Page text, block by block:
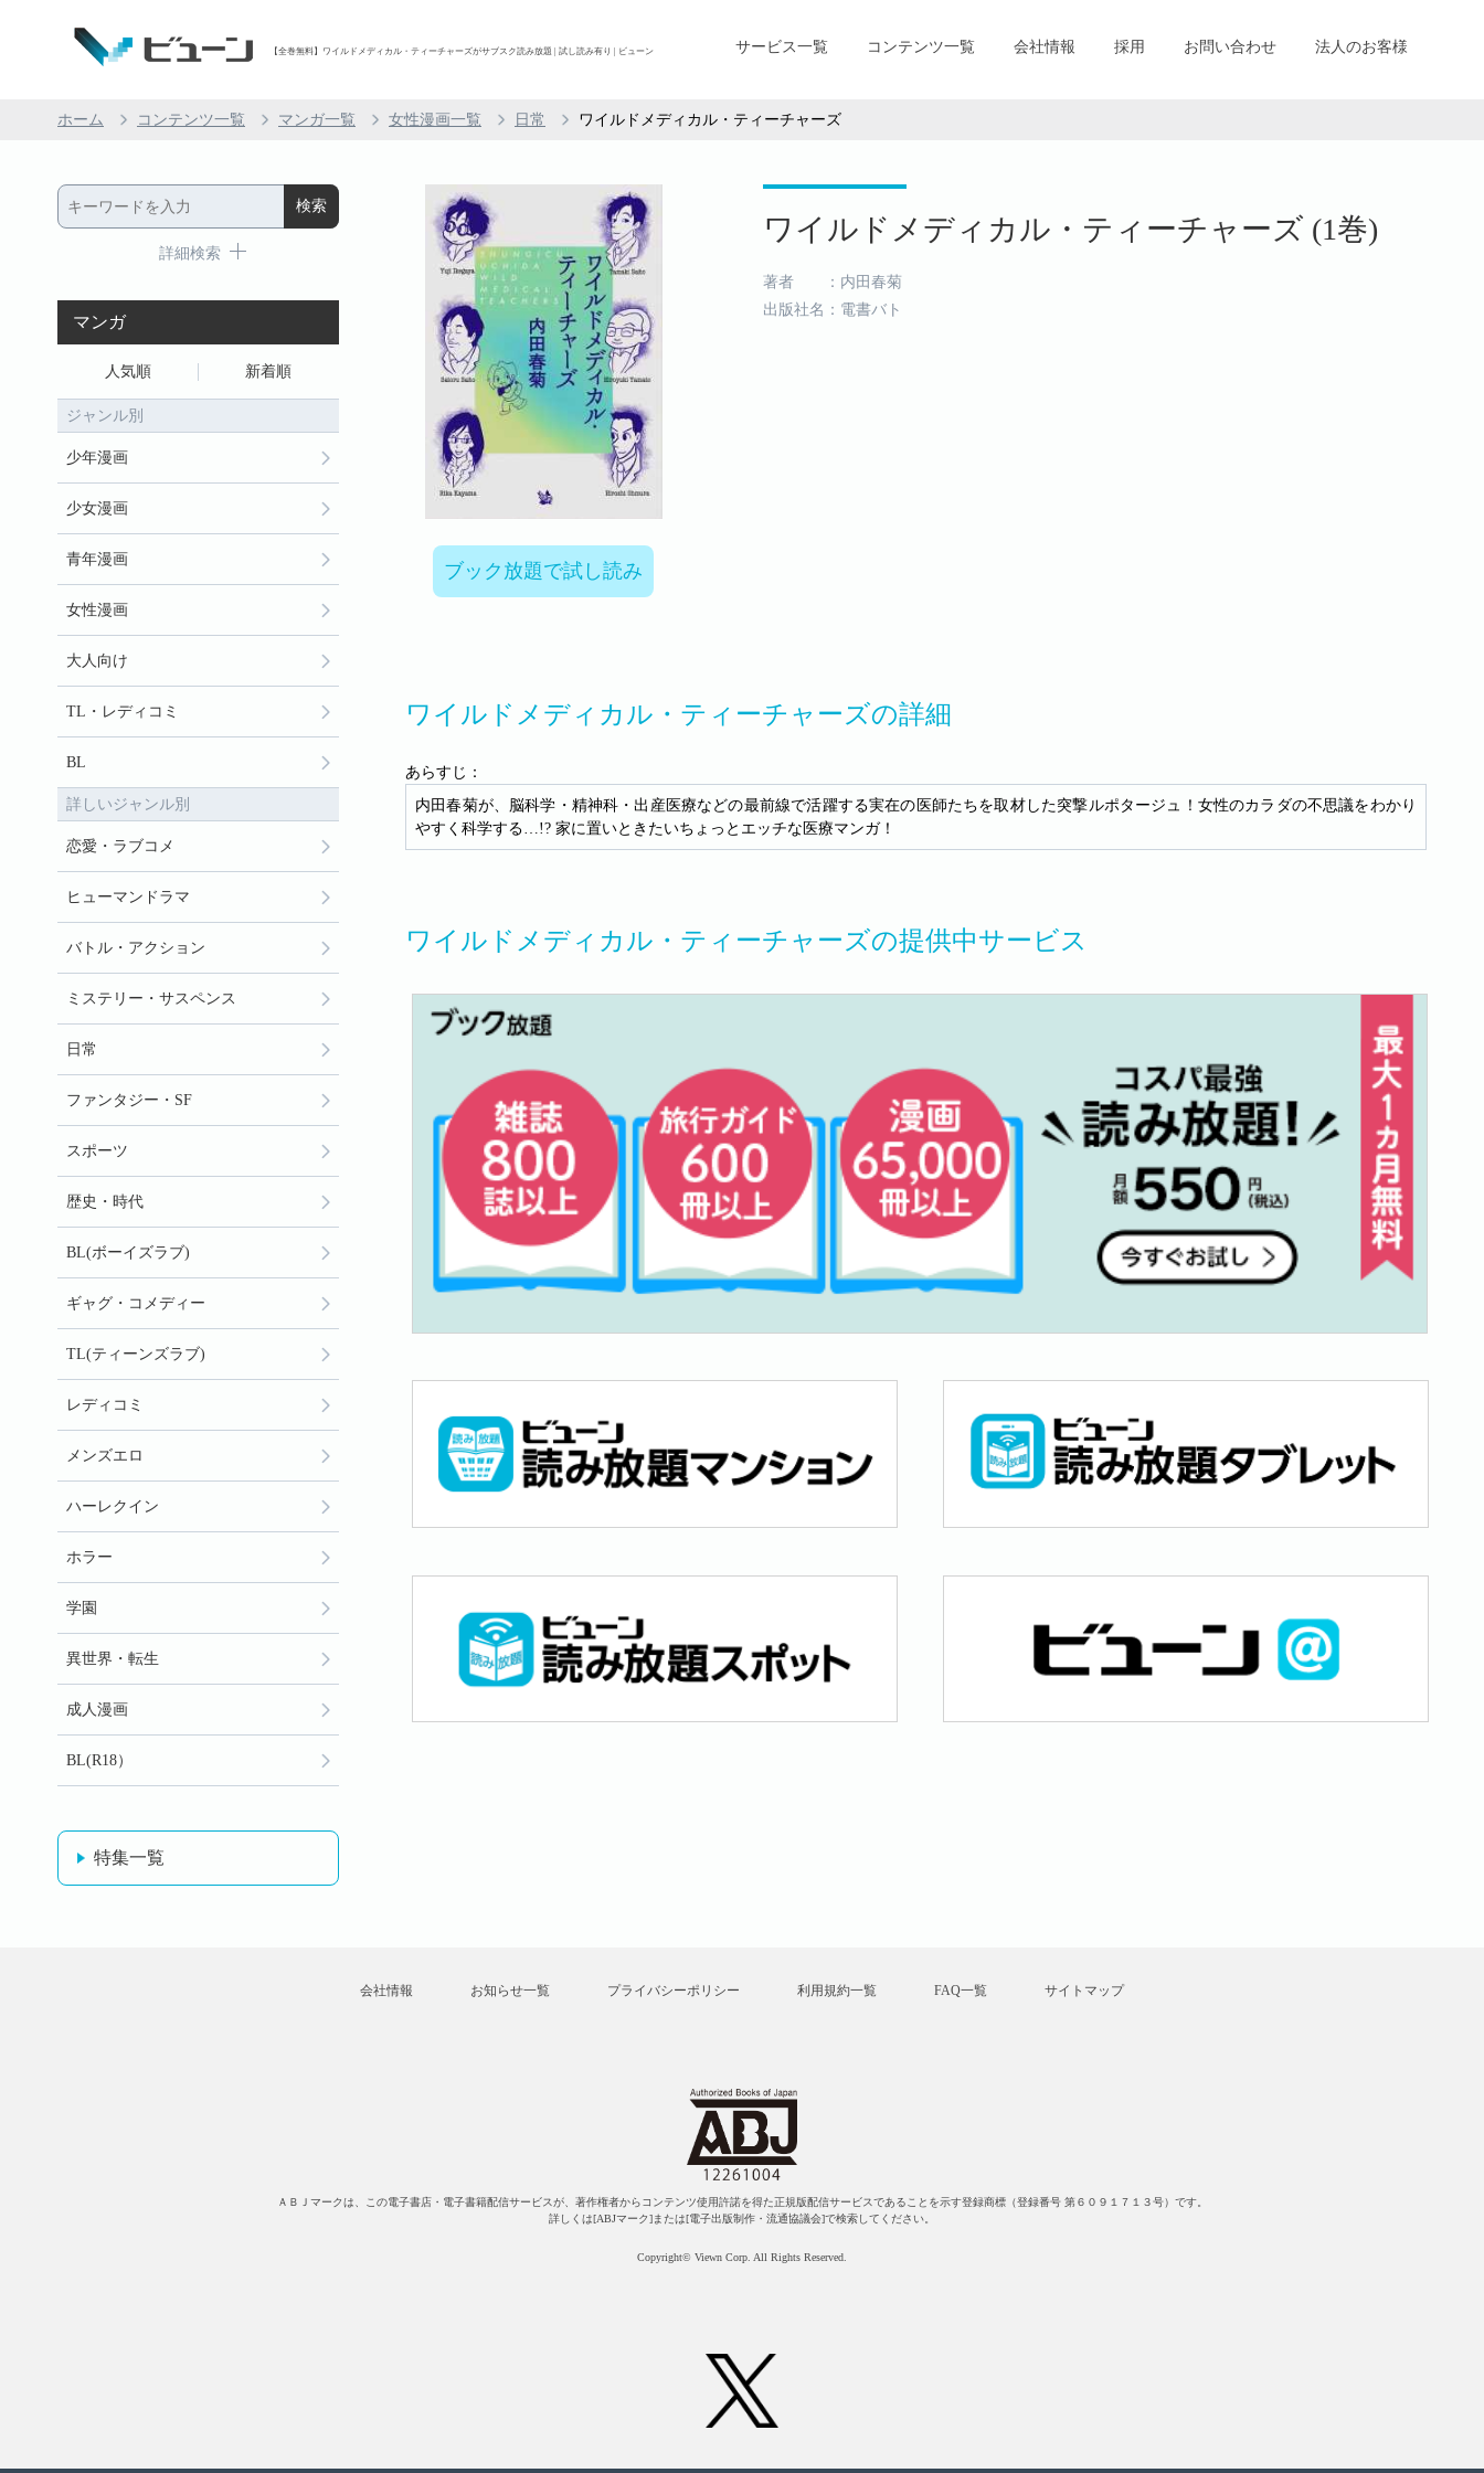
【全巻無料】ワイルドメディカル・ティーチャーズがサブスク読み放題 | 試し読み有り | ビューン サービス一覧 コンテンツ一覧 会社情報 採用 お問い合わせ 法人のお客様
ホーム コンテンツ一覧 マンガ一覧 女性漫画一覧 日常 ワイルドメディカル・ティーチャーズ
ブック放題で試し読み
ワイルドメディカル・ティーチャーズ (1巻)
著者 ：内田春菊
出版社名：電書バト
ワイルドメディカル・ティーチャーズの詳細
あらすじ：
内田春菊が、脳科学・精神科・出産医療などの最前線で活躍する実在の医師たちを取材した突撃ルポタージュ！女性のカラダの不思議をわかり
やすく科学する…!? 家に置いときたいちょっとエッチな医療マンガ！
ワイルドメディカル・ティーチャーズの提供中サービス
詳細検索
マンガ
人気順 新着順
ジャンル別
少年漫画
少女漫画
青年漫画
女性漫画
大人向け
TL・レディコミ
BL
詳しいジャンル別
恋愛・ラブコメ
ヒューマンドラマ
バトル・アクション
ミステリー・サスペンス
日常
ファンタジー・SF
スポーツ
歴史・時代
BL(ボーイズラブ)
ギャグ・コメディー
TL(ティーンズラブ)
レディコミ
メンズエロ
ハーレクイン
ホラー
学園
異世界・転生
成人漫画
BL(R18）
特集一覧
会社情報 お知らせ一覧 プライバシーポリシー 利用規約一覧 FAQ一覧 サイトマップ
ＡＢＪマークは、この電子書店・電子書籍配信サービスが、著作権者からコンテンツ使用許諾を得た正規版配信サービスであることを示す登録商標（登録番号 第６０９１７１３号）です。
詳しくは[ABJマーク]または[電子出版制作・流通協議会]で検索してください。
Copyright© Viewn Corp. All Rights Reserved.